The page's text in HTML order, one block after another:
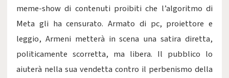
meme-show di contenuti proibiti che l’algoritmo di
Meta gli ha censurato. Armato di pc, proiettore e
leggio, Armeni metterà in scena una satira diretta,
politicamente scorretta, ma libera. Il pubblico lo
aiuterà nella sua vendetta contro il perbenismo della